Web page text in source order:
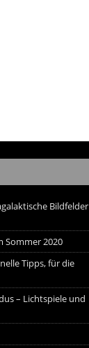
Bildfelder
Sommer 2020
Tipps, für die
– Lichtspiele und